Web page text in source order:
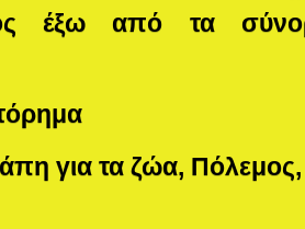
έξω από τα
για τα ζώα,